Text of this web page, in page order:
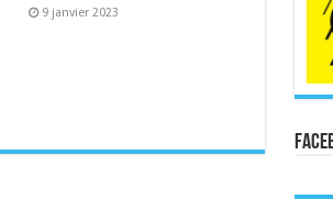
9 janvier 2023